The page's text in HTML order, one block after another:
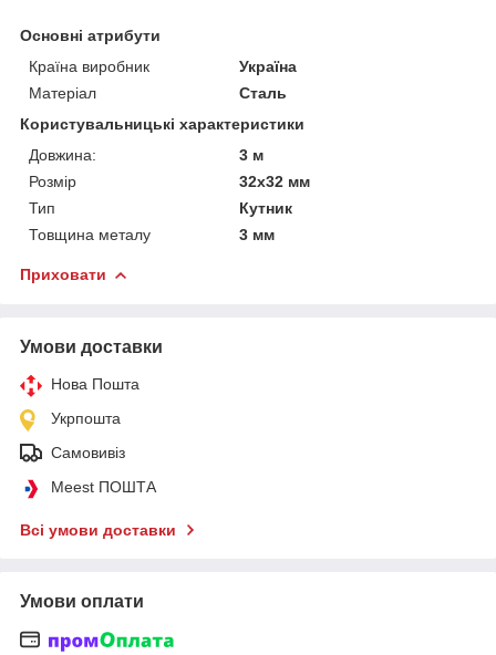
Основні атрибути
Країна виробник
Україна
Матеріал
Сталь
Користувальницькі характеристики
Довжина:
3 м
Розмір
32х32 мм
Тип
Кутник
Товщина металу
3 мм
Приховати
Умови доставки
Нова Пошта
Укрпошта
Самовивіз
Meest ПОШТА
Всі умови доставки
Умови оплати